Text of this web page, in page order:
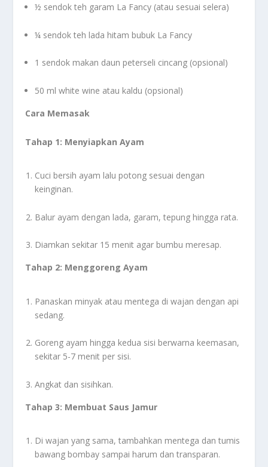
½ sendok teh garam La Fancy (atau sesuai selera)
¼ sendok teh lada hitam bubuk La Fancy
1 sendok makan daun peterseli cincang (opsional)
50 ml white wine atau kaldu (opsional)
Cara Memasak
Tahap 1: Menyiapkan Ayam
Cuci bersih ayam lalu potong sesuai dengan
keinginan.
Balur ayam dengan lada, garam, tepung hingga rata.
Diamkan sekitar 15 menit agar bumbu meresap.
Tahap 2: Menggoreng Ayam
Panaskan minyak atau mentega di wajan dengan api
sedang.
Goreng ayam hingga kedua sisi berwarna keemasan,
sekitar 5-7 menit per sisi.
Angkat dan sisihkan.
Tahap 3: Membuat Saus Jamur
Di wajan yang sama, tambahkan mentega dan tumis
bawang bombay sampai harum dan transparan.